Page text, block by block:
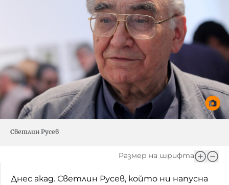
Светлин Русев
Размер на шрифта
Днес акад. Светлин Русев, който ни напусна